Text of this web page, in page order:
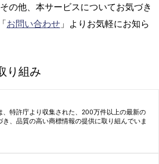
の他、本サービスについてお気づき
お問い合わせ 」よりお気軽にお知ら
り組み
、特許庁より収集された、200万件以上の最新の
き、品質の高い商標情報の提供に取り組んでいま